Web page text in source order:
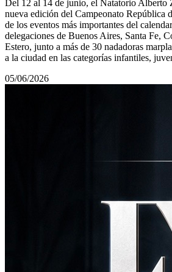
Del 12 al 14 de junio, el Natatorio Alberto
nueva edición del Campeonato República
de los eventos más importantes del
delegaciones de Buenos Aires, Santa Fe,
Estero, junto a más de 30 nadadoras
a la ciudad en las categorías infantiles,
05/06/2026